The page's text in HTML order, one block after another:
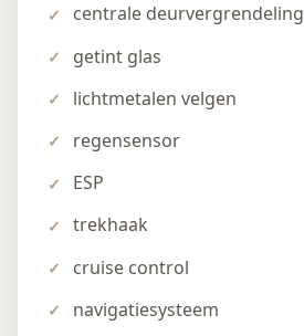
centrale deurvergrendeling
getint glas
lichtmetalen velgen
regensensor
ESP
trekhaak
cruise control
navigatiesysteem